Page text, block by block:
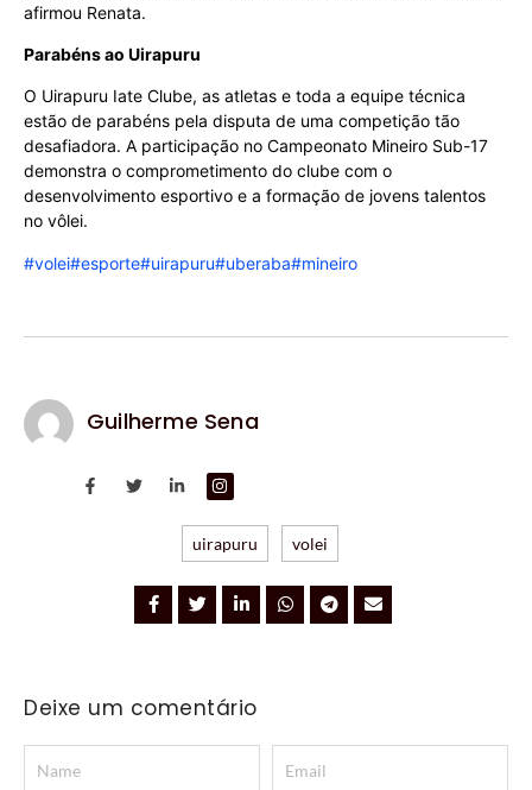
afirmou Renata.
Parabéns ao Uirapuru
O Uirapuru Iate Clube, as atletas e toda a equipe técnica
estão de parabéns pela disputa de uma competição tão
desafiadora. A participação no Campeonato Mineiro Sub-17
demonstra o comprometimento do clube com o
desenvolvimento esportivo e a formação de jovens talentos
no vôlei.
#volei#esporte#uirapuru#uberaba#mineiro
Guilherme Sena
uirapuru volei
Deixe um comentário